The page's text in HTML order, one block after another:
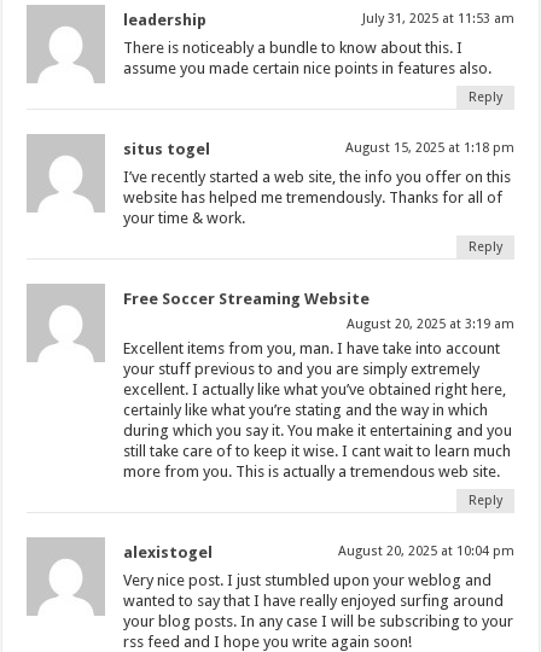
leadership July 31, 2025 at 11:53 am
There is noticeably a bundle to know about this. I
assume you made certain nice points in features also.
Reply
situs togel August 15, 2025 at 1:18 pm
I’ve recently started a web site, the info you offer on this
website has helped me tremendously. Thanks for all of
your time & work.
Reply
Free Soccer Streaming Website
August 20, 2025 at 3:19 am
Excellent items from you, man. I have take into account
your stuff previous to and you are simply extremely
excellent. I actually like what you’ve obtained right here,
certainly like what you’re stating and the way in which
during which you say it. You make it entertaining and you
still take care of to keep it wise. I cant wait to learn much
more from you. This is actually a tremendous web site.
Reply
alexistogel August 20, 2025 at 10:04 pm
Very nice post. I just stumbled upon your weblog and
wanted to say that I have really enjoyed surfing around
your blog posts. In any case I will be subscribing to your
rss feed and I hope you write again soon!